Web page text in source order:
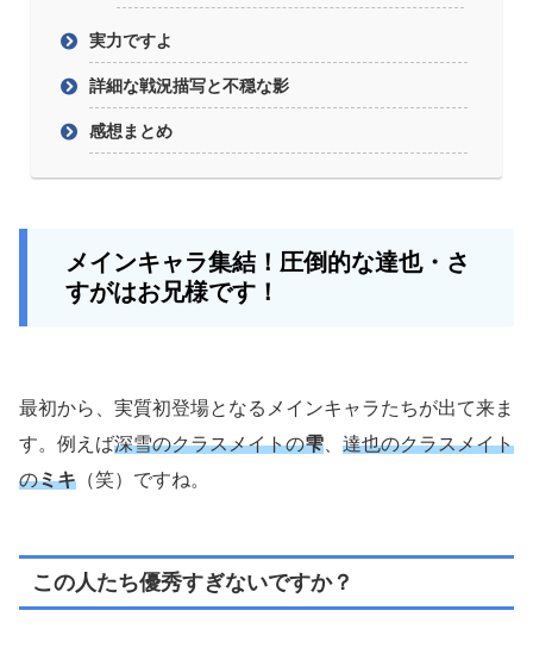
実力ですよ
詳細な戦況描写と不穏な影
感想まとめ
メインキャラ集結！圧倒的な達也・さ
すがはお兄様です！
最初から、実質初登場となるメインキャラたちが出て来ま
す。例えば深雪のクラスメイトの雫
達也のクラスメイト
のミキ （笑）ですね。
この人たち優秀すぎないですか？